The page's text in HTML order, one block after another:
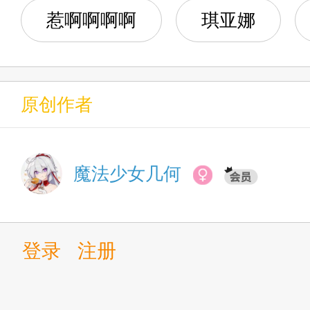
第10章 疑似有点太过亲密的
第11章 搁着给我画大饼呢
第12章 快来哄我
第13章 我妈能治失熵症
第14章 一百块一颗星核？
惹啊啊啊啊 琪亚娜
原创作者
魔法少女几何
登录 注册